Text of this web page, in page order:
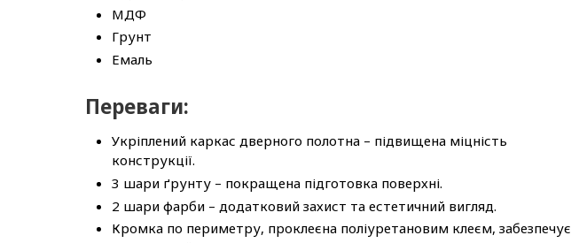
МДФ
Грунт
Емаль
Переваги:
Укріплений каркас дверного полотна – підвищена міцність
конструкції.
3 шари ґрунту – покращена підготовка поверхні.
2 шари фарби – додатковий захист та естетичний вигляд.
Кромка по периметру, проклеєна поліуретановим клеєм, забезпечує